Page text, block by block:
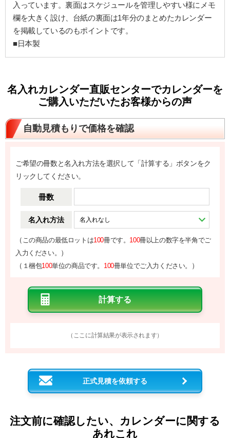
入っています。裏面はスケジュールを管理しやすい様にメモ
欄を大きく設け、台紙の裏面は1年分のまとめたカレンダー
を掲載しているのもポイントです。
■日本製
名入れカレンダー直販センターでカレンダーを
ご購入いただいたお客様からの声
自動見積もりで価格を確認
ご希望の冊数と名入れ方法を選択して「計算する」ボタンをク
リックしてください。
冊数
名入れ方法
（ この商品の最低ロットは100冊です。 100冊以上の数字を半角でご
入力ください。
）
（ １梱包100単位の商品です。 100冊単位でご入力ください。 ）
（ここに計算結果が表示されます）
正式見積を依頼する
注文前に確認したい、カレンダーに関する
あれこれ